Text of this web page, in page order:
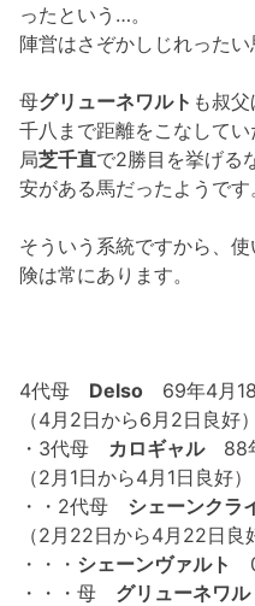
ったという…。
陣営はさぞかしじれったい
母グリューネワルト も叔
千八まで距離をこなして
局芝千直で2勝目を挙げる
安がある馬だったようです
そういう系統ですから、
険は常にあります。
4代母 Delso 69年4月
（4月2日から6月2日良好）
・3代母 カロギャル88
（2月1日から4月1日良好）
・・2代母 シェーンクラ
（2月22日から4月22日良
・・・ シェーンヴァルト
・・・母 グリューネワル